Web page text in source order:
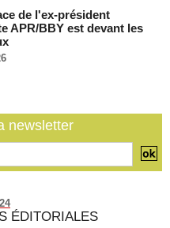
de l'ex-président
APR/BBY est devant les
newsletter
ÉDITORIALES